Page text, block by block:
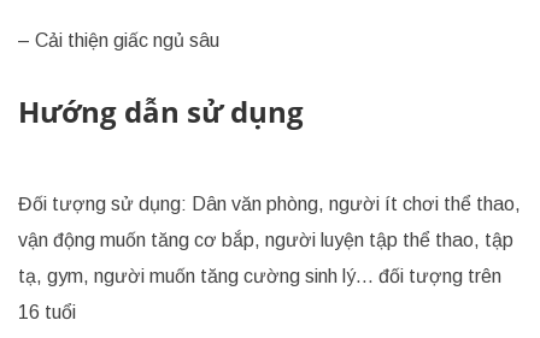
– Cải thiện giấc ngủ sâu
Hướng dẫn sử dụng
Đối tượng sử dụng: Dân văn phòng, người ít chơi thể thao,
vận động muốn tăng cơ bắp, người luyện tập thể thao, tập
tạ, gym, người muốn tăng cường sinh lý… đối tượng trên
16 tuổi